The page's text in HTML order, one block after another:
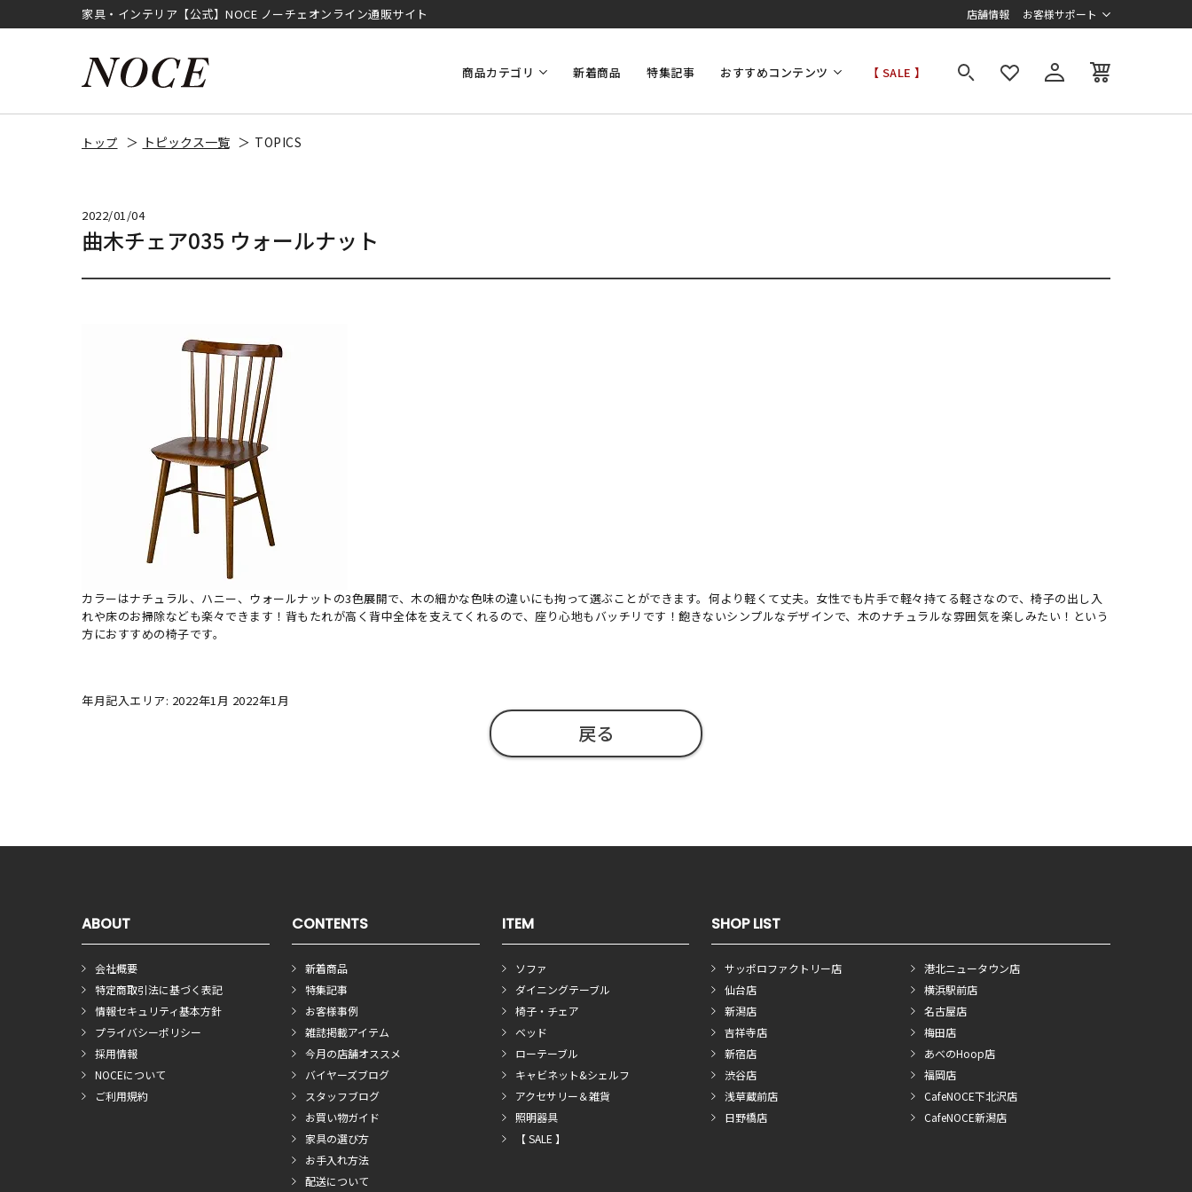
家具・インテリア【公式】NOCE ノーチェオンライン通販サイト 店舗情報 お客様サポート
商品カテゴリ 新着商品 特集記事 おすすめコンテンツ 【 SALE 】
トップ トピックス一覧 TOPICS
2022/01/04
曲木チェア035 ウォールナット
カラーはナチュラル、ハニー、ウォールナットの3色展開で、木の細かな色味の違いにも拘って選ぶことができます。何より軽くて丈夫。女性でも片手で軽々持てる軽さなので、椅子の出し入
れや床のお掃除なども楽々できます！背もたれが高く背中全体を支えてくれるので、座り心地もバッチリです！飽きないシンプルなデザインで、木のナチュラルな雰囲気を楽しみたい！という
方におすすめの椅子です。
年月記入エリア: 2022年1月 2022年1月
戻る
ABOUT
会社概要
特定商取引法に基づく表記
情報セキュリティ基本方針
プライバシーポリシー
採用情報
NOCEについて
ご利用規約
CONTENTS
新着商品
特集記事
お客様事例
雑誌掲載アイテム
今月の店舗オススメ
バイヤーズブログ
スタッフブログ
お買い物ガイド
家具の選び方
お手入れ方法
配送について
ITEM
ソファ
ダイニングテーブル
椅子・チェア
ベッド
ローテーブル
キャビネット&シェルフ
アクセサリー＆雑貨
照明器具
【 SALE 】
SHOP LIST
サッポロファクトリー店
仙台店
新潟店
吉祥寺店
新宿店
渋谷店
浅草蔵前店
日野橋店
港北ニュータウン店
横浜駅前店
名古屋店
梅田店
あべのHoop店
福岡店
CafeNOCE下北沢店
CafeNOCE新潟店